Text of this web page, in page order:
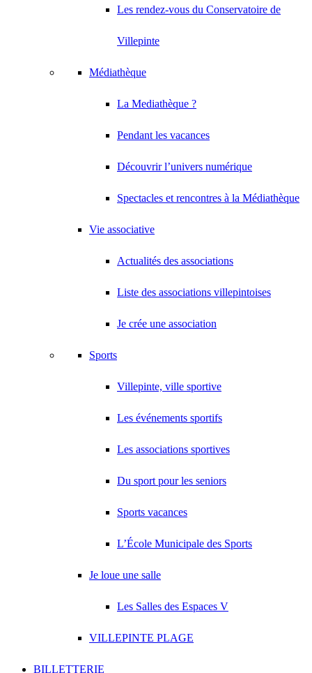
Les rendez-vous du Conservatoire de
Villepinte
Médiathèque
La Mediathèque ?
Pendant les vacances
Découvrir l’univers numérique
Spectacles et rencontres à la Médiathèque
Vie associative
Actualités des associations
Liste des associations villepintoises
Je crée une association
Sports
Villepinte, ville sportive
Les événements sportifs
Les associations sportives
Du sport pour les seniors
Sports vacances
L’École Municipale des Sports
Je loue une salle
Les Salles des Espaces V
VILLEPINTE PLAGE
BILLETTERIE